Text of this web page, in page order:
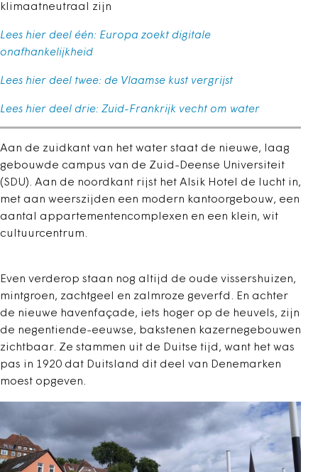
klimaatneutraal zijn
Lees hier deel één: Europa zoekt digitale
onafhankelijkheid
Lees hier deel twee: de Vlaamse kust vergrijst
Lees hier deel drie: Zuid-Frankrijk vecht om water
Aan de zuidkant van het water staat de nieuwe, laag
gebouwde campus van de Zuid-Deense Universiteit
(SDU). Aan de noordkant rijst het Alsik Hotel de lucht in,
met aan weerszijden een modern kantoorgebouw, een
aantal appartementencomplexen en een klein, wit
cultuurcentrum.
Even verderop staan nog altijd de oude vissershuizen,
mintgroen, zachtgeel en zalmroze geverfd. En achter
de nieuwe havenfaçade, iets hoger op de heuvels, zijn
de negentiende-eeuwse, bakstenen kazernegebouwen
zichtbaar. Ze stammen uit de Duitse tijd, want het was
pas in 1920 dat Duitsland dit deel van Denemarken
moest opgeven.